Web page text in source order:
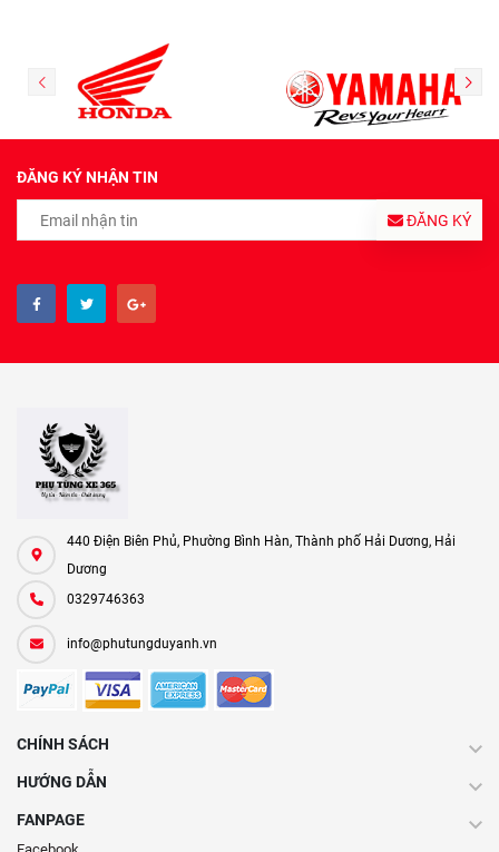
ĐĂNG KÝ NHẬN TIN
ĐĂNG KÝ
440 Điện Biên Phủ, Phường Bình Hàn, Thành phố Hải Dương, Hải
Dương
0329746363
info@phutungduyanh.vn
CHÍNH SÁCH
HƯỚNG DẪN
FANPAGE